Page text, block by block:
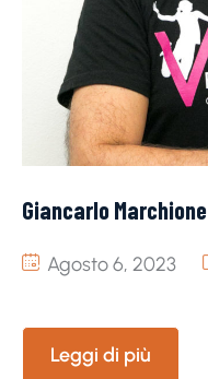
Giancarlo Marchione
Agosto 6, 2023
Leggi di più